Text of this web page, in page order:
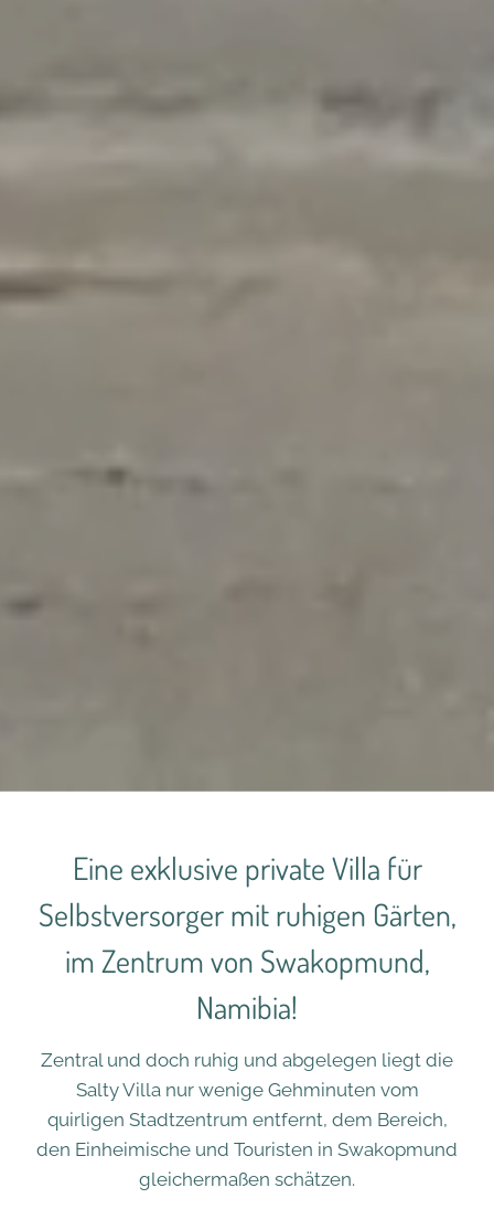
Eine exklusive private Villa für
Selbstversorger mit ruhigen Gärten,
im Zentrum von Swakopmund,
Namibia!
Zentral und doch ruhig und abgelegen liegt die
Salty Villa nur wenige Gehminuten vom
quirligen Stadtzentrum entfernt, dem Bereich,
den Einheimische und Touristen in Swakopmund
gleichermaßen schätzen.